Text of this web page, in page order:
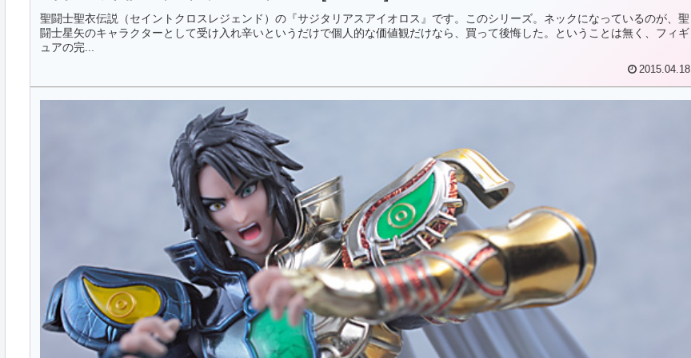
聖闘士聖衣伝説（セイントクロスレジェンド）の『サジタリアスアイオロス』です。このシリーズ。ネックになっているのが、聖
闘士星矢のキャラクターとして受け入れ辛いというだけで個人的な価値観だけなら、買って後悔した。ということは無く、フィギ
ュアの完...
2015.04.18